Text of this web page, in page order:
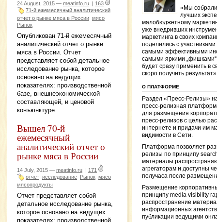
24 August, 2015 — meatinfo.ru | 163
71-й ежемесячный аналитический
отчет о рынке мяса в России мясо
Рынок
Опубликован 71-й ежемесячный
аналитический отчет о рынке
мяса в России. Отчет
представляет собой детальное
исследование рынка, которое
основано на ведущих
показателях: производственной
базе, внешнеэкономической
составляющей, и ценовой
конъюнктуре.
Вышел 70-й
ежемесячный
аналитический отчет о
рынке мяса в России
14 July, 2015 — meatinfo.ru
171
отчет исследование Рынок мясо
мясопродукты
Отчет представляет собой
детальное исследование рынка,
которое основано на ведущих
показателях: производственной
«Мы
лучших
малобюджетному
уже внедривших
маркетинга в своих
поделились с
самыми эффективными
самыми яркими
будет сразу применить в
скоро получить результат»
О ПЛАТФОРМЕ
Раздел «Пресс-Релизы»
пресс-релизная
для размещения
пресс-релизов с целью
интернете и придачи им
видимости в Сети.
Платформа позволяет
релизы по принципу
материалы
агрегаторам и доступны
получаса после
Размещение
принципу media visibility
распространение
информационных агентств
публикации ведущими